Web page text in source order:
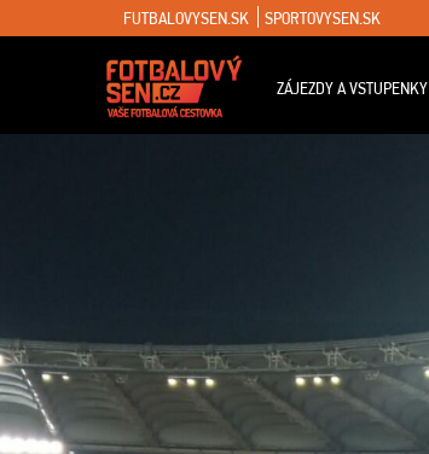
FUTBALOVYSEN.SK SPORTOVYSEN.SK
ZÁJEZDY A VSTUPENKY